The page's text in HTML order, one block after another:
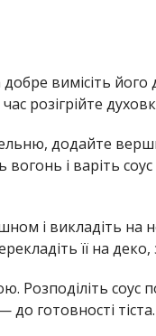
вимісіть
розігрійте
додайте
і варіть
і викладіть на
її на
соус
готовності тіста.